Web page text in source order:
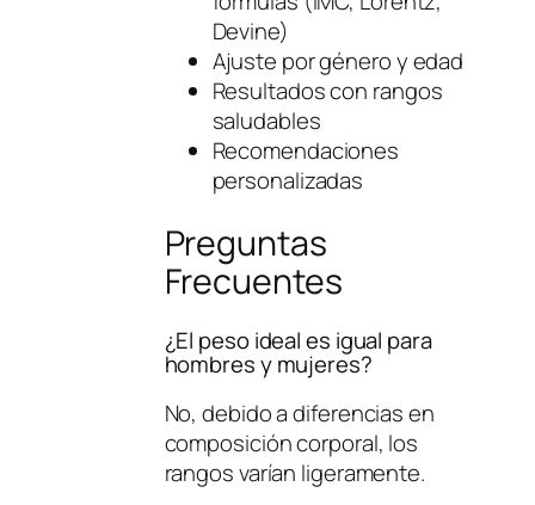
Devine)
Ajuste por género y edad
Resultados con rangos
saludables
Recomendaciones
personalizadas
Preguntas
Frecuentes
¿El peso ideal es igual para
hombres y mujeres?
No, debido a diferencias en
composición corporal, los
rangos varían ligeramente.